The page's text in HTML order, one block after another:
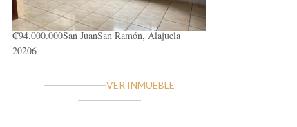
₡94.000.000San JuanSan Ramón, Alajuela
20206
VER INMUEBLE